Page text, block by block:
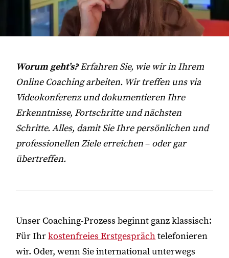
Worum geht’s?Erfahren Sie, wie wir in Ihrem
Online Coaching arbeiten. Wir treffen uns via
Videokonferenz und dokumentieren Ihre
Erkenntnisse, Fortschritte und nächsten
Schritte. Alles, damit Sie Ihre persönlichen und
professionellen Ziele erreichen– oder gar
übertreffen.
Unser Coaching-Prozess beginnt ganz klassisch:
Für Ihrkostenfreies Erstgesprächtelefonieren
wir. Oder, wenn Sie international unterwegs